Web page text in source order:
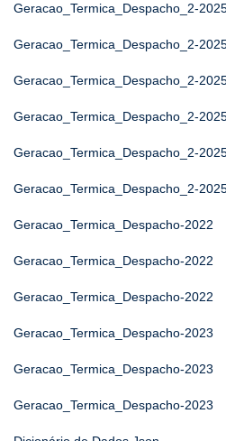
Geracao_Termica_Despacho_2-
Geracao_Termica_Despacho_2-
Geracao_Termica_Despacho_2-
Geracao_Termica_Despacho_2-
Geracao_Termica_Despacho_2-
Geracao_Termica_Despacho_2-
Geracao_Termica_Despacho-2022
Geracao_Termica_Despacho-2022
Geracao_Termica_Despacho-2022
Geracao_Termica_Despacho-2023
Geracao_Termica_Despacho-2023
Geracao_Termica_Despacho-2023